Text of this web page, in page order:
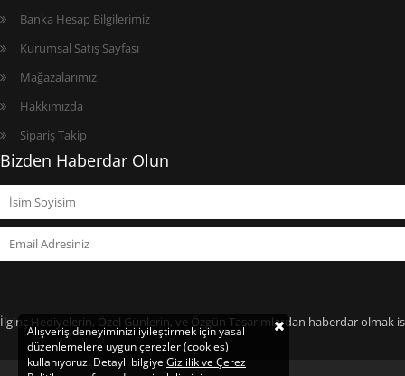
Banka Hesap Bilgilerimiz
Kurumsal Satış Sayfası
Mağazalarımız
Hakkımızda
Sipariş Takip
Bizden Haberdar Olun
İlginç Hediyelerin, Özel Günlerin, ve Özgün Tasarımlardan haberdar olmak
Alışveriş deneyiminizi iyileştirmek için yasal
düzenlemelere uygun çerezler (cookies)
kullanıyoruz. Detaylı bilgiyeGizlilik ve Çerez